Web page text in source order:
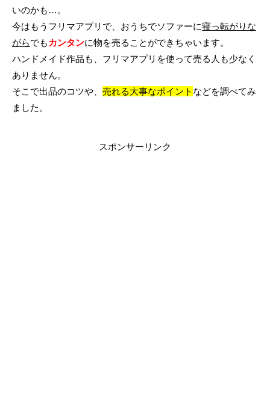
いのかも…。
今はもうフリマアプリで、おうちでソファーに寝っ転がりな
がらでも カンタンに物を売ることができちゃいます。
ハンドメイド作品も、フリマアプリを使って売る人も少なく
ありません。
そこで出品のコツや、 売れる大事なポイント などを調べてみ
ました。
スポンサーリンク